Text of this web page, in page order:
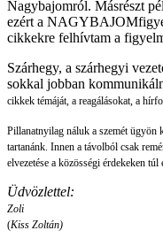
Nagybajomról. Másrészt
ezért a
cikkekre felhívtam a
Szárhegy, a szárhegyi
sokkal jobban
cikkek témáját, a reagálásokat, a
Pillanatnyilag náluk a szemét ügyön
tartanánk. Innen a távolból csak
elvezetése a közösségi érdekeken
Üdvözlettel:
Zoli
(Kiss Zoltán)